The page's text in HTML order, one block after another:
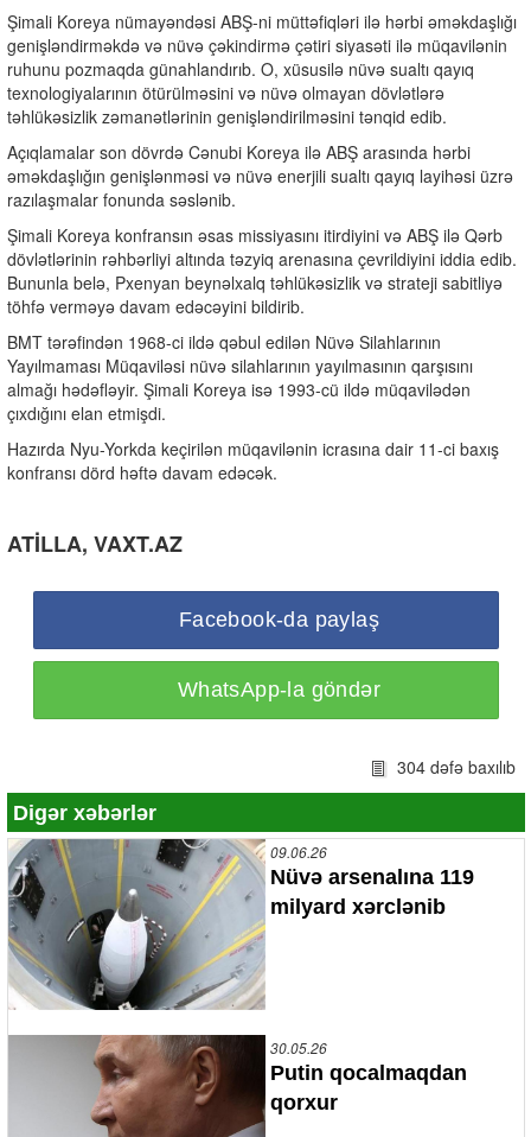
Şimali Koreya nümayəndəsi ABŞ-ni müttəfiqləri ilə hərbi əməkdaşlığı
genişləndirməkdə və nüvə çəkindirmə çətiri siyasəti ilə müqavilənin
ruhunu pozmaqda günahlandırıb. O, xüsusilə nüvə sualtı qayıq
texnologiyalarının ötürülməsini və nüvə olmayan dövlətlərə
təhlükəsizlik zəmanətlərinin genişləndirilməsini tənqid edib.
Açıqlamalar son dövrdə Cənubi Koreya ilə ABŞ arasında hərbi
əməkdaşlığın genişlənməsi və nüvə enerjili sualtı qayıq layihəsi üzrə
razılaşmalar fonunda səslənib.
Şimali Koreya konfransın əsas missiyasını itirdiyini və ABŞ ilə Qərb
dövlətlərinin rəhbərliyi altında təzyiq arenasına çevrildiyini iddia edib.
Bununla belə, Pxenyan beynəlxalq təhlükəsizlik və strateji sabitliyə
töhfə verməyə davam edəcəyini bildirib.
BMT tərəfindən 1968-ci ildə qəbul edilən Nüvə Silahlarının
Yayılmaması Müqaviləsi nüvə silahlarının yayılmasının qarşısını
almağı hədəfləyir. Şimali Koreya isə 1993-cü ildə müqavilədən
çıxdığını elan etmişdi.
Hazırda Nyu-Yorkda keçirilən müqavilənin icrasına dair 11-ci baxış
konfransı dörd həftə davam edəcək.
ATİLLA, VAXT.AZ
Facebook-da paylaş
WhatsApp-la göndər
304 dəfə baxılıb
Digər xəbərlər
09.06.26
Nüvə arsenalına 119
milyard xərclənib
30.05.26
Putin qocalmaqdan
qorxur